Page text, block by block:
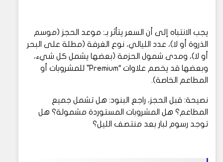
يجب الانتباه إلى أن السعر يتأثر بـ: موعد الحجز (موسم
الذروة أو لا)، عدد الليالي، نوع الغرفة (مطلة على البحر
أو لا)، ومدى شمول الحزمة (بعضها يشمل كل شيء،
وبعضها قد يخصم علاوات “Premium” للمشروبات أو
المطاعم الخاصة).
نصيحة: قبل الحجز، راجع البنود: هل تشمل جميع
المطاعم؟ هل المشروبات المستوردة مشمولة؟ هل
توجد رسوم لبار بعد منتصف الليل؟